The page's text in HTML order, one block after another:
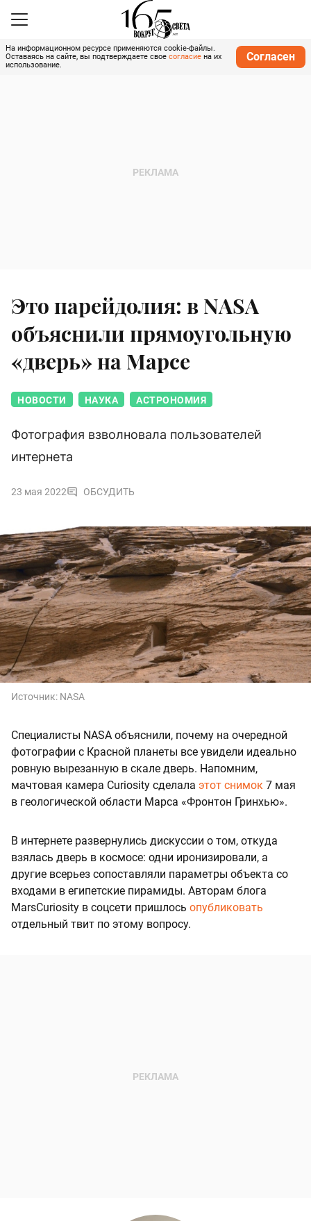
На информационном ресурсе применяются cookie-файлы.
Оставаясь на сайте, вы подтверждаете свое согласие на их
использование.
Согласен
Это парейдолия: в NASA
объяснили прямоугольную
«дверь» на Марсе
НОВОСТИ НАУКА АСТРОНОМИЯ
Фотография взволновала пользователей
интернета
23 мая 2022 ОБСУДИТЬ
Источник: NASA
Специалисты NASA объяснили, почему на очередной
фотографии с Красной планеты все увидели идеально
ровную вырезанную в скале дверь. Напомним,
мачтовая камера Curiosity сделала этот снимок 7 мая
в геологической области Марса «Фронтон Гринхью».
В интернете развернулись дискуссии о том, откуда
взялась дверь в космосе: одни иронизировали, а
другие всерьез сопоставляли параметры объекта со
входами в египетские пирамиды. Авторам блога
MarsCuriosity в соцсети пришлось опубликовать
отдельный твит по этому вопросу.